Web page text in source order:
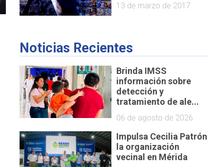
13 de marzo de 2017
Noticias Recientes
Brinda IMSS
información sobre
detección y
tratamiento de ale...
06 de agosto de 2026
Impulsa Cecilia Patrón
la organización
vecinal en Mérida